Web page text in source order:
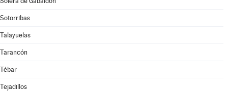
Sotorribas
Talayuelas
Tarancón
Tébar
Tejadillos